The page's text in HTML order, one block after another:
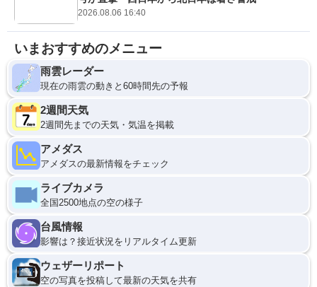
2026.08.06 16:40
いまおすすめのメニュー
雨雲レーダー
現在の雨雲の動きと60時間先の予報
2週間天気
2週間先までの天気・気温を掲載
アメダス
アメダスの最新情報をチェック
ライブカメラ
全国2500地点の空の様子
台風情報
影響は？接近状況をリアルタイム更新
ウェザーリポート
空の写真を投稿して最新の天気を共有